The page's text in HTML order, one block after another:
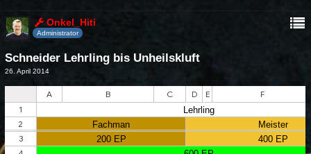
Onkel_Hiti
Administrator
Schneider Lehrling bis Unheilskluft
26. April 2014